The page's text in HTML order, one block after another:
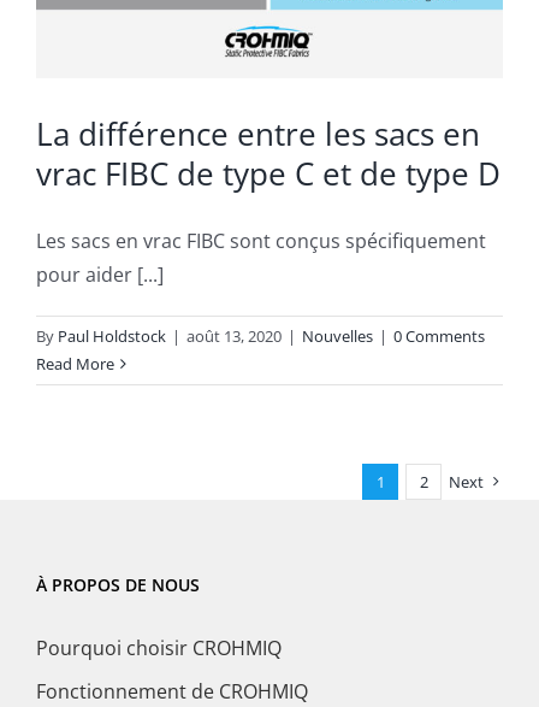
La différence entre les sacs en
vrac FIBC de type C et de type D
Les sacs en vrac FIBC sont conçus spécifiquement
pour aider [...]
By Paul Holdstock | août 13, 2020 | Nouvelles | 0 Comments
Read More
1 2 Next
À PROPOS DE NOUS
Pourquoi choisir CROHMIQ
Fonctionnement de CROHMIQ